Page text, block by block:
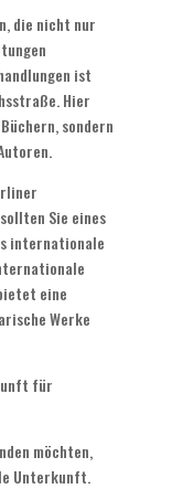
die nicht nur
ist
Hier
sondern
Sie eines
internationale
eine
Werke
für
möchten,
Unterkunft.